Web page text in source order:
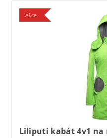
Akce
Liliputi kabát 4v1 na